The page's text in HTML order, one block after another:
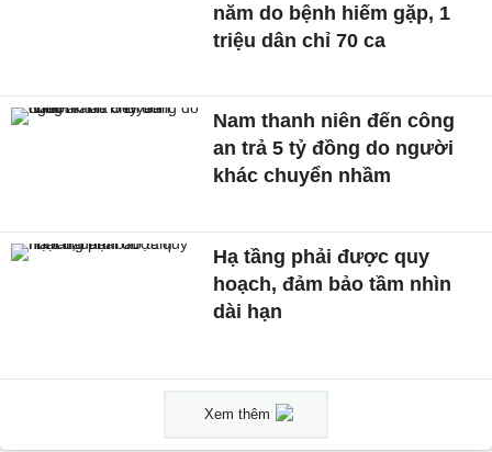
năm do bệnh hiếm gặp, 1
triệu dân chỉ 70 ca
Nam thanh niên đến công
an trả 5 tỷ đồng do người
khác chuyển nhầm
Hạ tầng phải được quy
hoạch, đảm bảo tầm nhìn
dài hạn
Xem thêm